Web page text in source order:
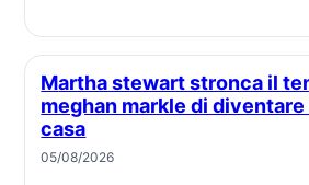
Martha stewart stronca il tentativo di
meghan markle di
casa
05/08/2026